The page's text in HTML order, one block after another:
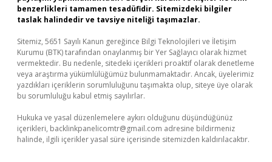
benzerlikleri tamamen tesadüfidir. Sitemizdeki bilgiler
taslak halindedir ve tavsiye niteliği taşımazlar.
Sitemiz, 5651 Sayılı Kanun gereğince Bilgi Teknolojileri ve İletişim
Kurumu (BTK) tarafından onaylanmış bir Yer Sağlayıcı olarak hizmet
vermektedir. Bu nedenle, sitedeki içerikleri proaktif olarak denetleme
veya araştırma yükümlülüğümüz bulunmamaktadır. Ancak, üyelerimiz
yazdıkları içeriklerin sorumluluğunu taşımakta olup, siteye üye olarak
bu sorumluluğu kabul etmiş sayılırlar.
Hukuka ve yasal düzenlemelere aykırı olduğunu düşündüğünüz
içerikleri, backlinkpanelicomtr@gmail.com adresine bildirmeniz
halinde, ilgili içerikler yasal süre içerisinde sitemizden kaldırılacaktır.